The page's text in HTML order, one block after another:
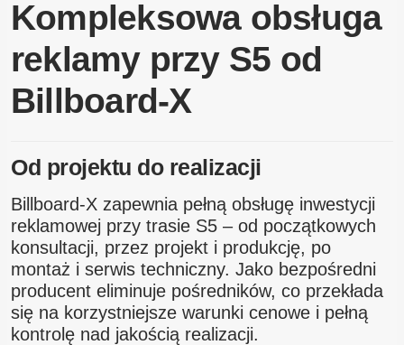
Kompleksowa obsługa
reklamy przy S5 od
Billboard-X
Od projektu do realizacji
Billboard-X zapewnia pełną obsługę inwestycji
reklamowej przy trasie S5 – od początkowych
konsultacji, przez projekt i produkcję, po
montaż i serwis techniczny. Jako bezpośredni
producent eliminuje pośredników, co przekłada
się na korzystniejsze warunki cenowe i pełną
kontrolę nad jakością realizacji.